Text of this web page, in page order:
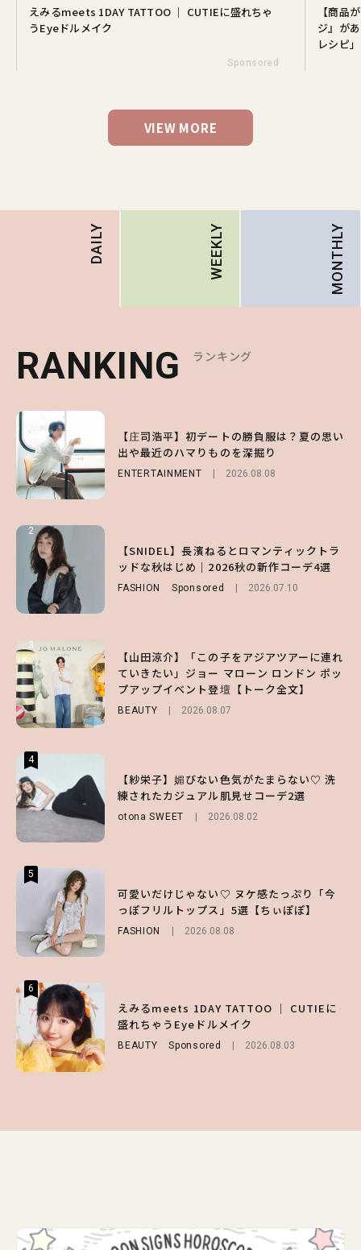
えみるmeets 1DAY TATTOO ｜ CUTIEに盛れちゃ
うEyeドルメイク
Sponsored
【商品
ジ』が
レシピ」
VIEW MORE
DAILY WEEKLY MONTHLY
RANKING ランキング
【庄司浩平】初デートの勝負服は？夏の思い
出や最近のハマりものを深掘り
ENTERTAINMENT 2026.08.08
2
【SNIDEL】長濱ねるとロマンティックトラ
ッドな秋はじめ｜2026秋の新作コーデ4選
FASHION Sponsored 2026.07.10
3
【山田涼介】「この子をアジアツアーに連れ
ていきたい」ジョー マローン ロンドン ポッ
プアップイベント登壇【トーク全文】
BEAUTY 2026.08.07
4
【紗栄子】媚びない色気がたまらない♡ 洗
練されたカジュアル肌見せコーデ2選
otona SWEET 2026.08.02
5
可愛いだけじゃない♡ ヌケ感たっぷり「今
っぽフリルトップス」5選【ちぃぽぽ】
FASHION 2026.08.08
6
えみるmeets 1DAY TATTOO ｜ CUTIEに
盛れちゃうEyeドルメイク
BEAUTY Sponsored 2026.08.03
RANKING ランキング
【大原優乃】夏メイクはプレイフルに！ドキ
ッとしちゃう色っぽ“うるみ目”のつくり方
BEAUTY 2026.08.01
2
【森香澄】理想のスタイルはどう作る？体型
キープの秘訣や夏の過ごし方など独占インタ
ビュー！
ENTERTAINMENT 2026.07.31
3
【ハローキティ】がスシローと初コラボ♡
第1弾の気になるメニュー＆限定グッズを総
チェック！
LIFESTYLE 2026.07.31
4
【SNIDEL】長濱ねるとロマンティックトラ
ッドな秋はじめ｜2026秋の新作コーデ4選
FASHION Sponsored 2026.07.10
5
【ALD1】グループの魅力＆素顔に迫る♡ 一
問一答をお届け！【sweet web独占】
ENTERTAINMENT 2026.08.03
6
【庄司浩平】初デートの勝負服は？夏の思い
出や最近のハマりものを深掘り
ENTERTAINMENT 2026.08.08
RANKING ランキング
【SNIDEL】長濱ねるとロマンティックトラ
ッドな秋はじめ｜2026秋の新作コーデ4選
FASHION Sponsored 2026.07.10
2
【付録】総柄ハローキティが可愛すぎ♡ 紀
ノ国屋コラボの“優秀保冷バッグ”は夏の強
い味方！【オトナミューズ9月号増刊】
3
【谷まりあ】夏は“シアースカート”でさり
げなく肌見せ！透け感のニュアンスを楽しめ
るマストハブアイテム4選
FASHION 2026.07.19
4
【ハローキティ】がスシローと初コラボ♡
第1弾の気になるメニュー＆限定グッズを総
チェック！
2026.07.31
5
【夏ヘアのくずれ・うねりに】ヘアメイク夢
月直伝♡ ドライシャンプー「バティスト」
を使ったプロ級スタイリング3選
Sponsored
6
【GU】夏の“主役級”アイテム決定！ヘルシ
ー＆可愛すぎる「大人の肌見せ」トップス3
選
2026.07.19